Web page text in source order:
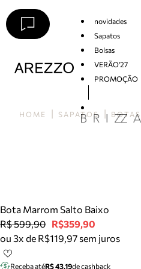
novidades
Sapatos
Bolsas
VERÃO'27
PROMOÇÃO
HOME SAPATOS
Bota Marrom Salto Baixo
R$ 599,90 R$359,90
ou 3x de R$119,97 sem juros
Receba atéR$ 43,19de cashback